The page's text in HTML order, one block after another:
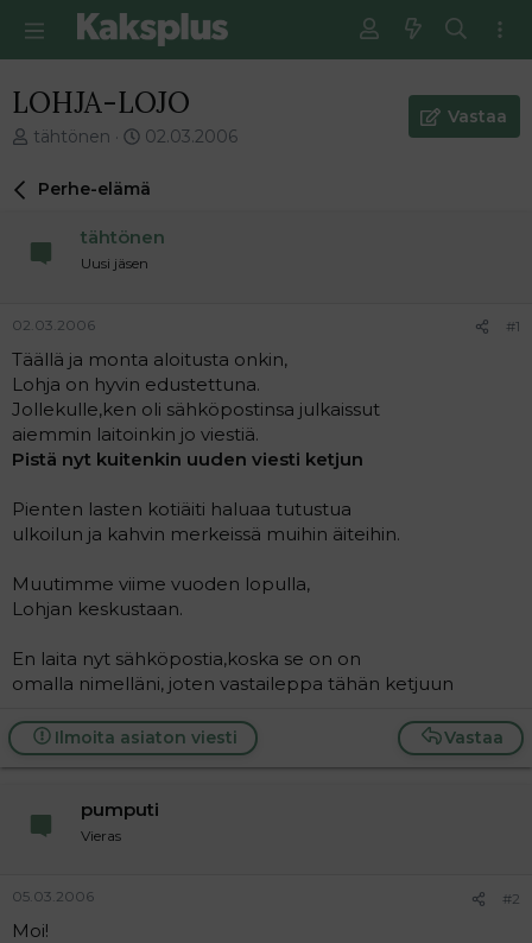
LOHJA-LOJO
V
e
i
t
u
n
a
l
o
t
a
a
tähtönen
E
s
m
ä
n
v
i
e
s
02.03.2006
Vastaa
Perhe-elämä
tähtönen
Uusi jäsen
02.03.2006 #1
Täällä ja monta aloitusta onkin,
Lohja on hyvin edustettuna.
Jollekulle,ken oli sähköpostinsa julkaissut
aiemmin laitoinkin jo viestiä.
Pistä nyt kuitenkin uuden viesti ketjun
Pienten lasten kotiäiti haluaa tutustua
ulkoilun ja kahvin merkeissä muihin äiteihin.
Muutimme viime vuoden lopulla,
Lohjan keskustaan.
En laita nyt sähköpostia,koska se on on
omalla nimelläni, joten vastaileppa tähän ketjuun
Vastaa
Ilmoita asiaton viesti
pumputi
Vieras
05.03.2006 #2
Moi!